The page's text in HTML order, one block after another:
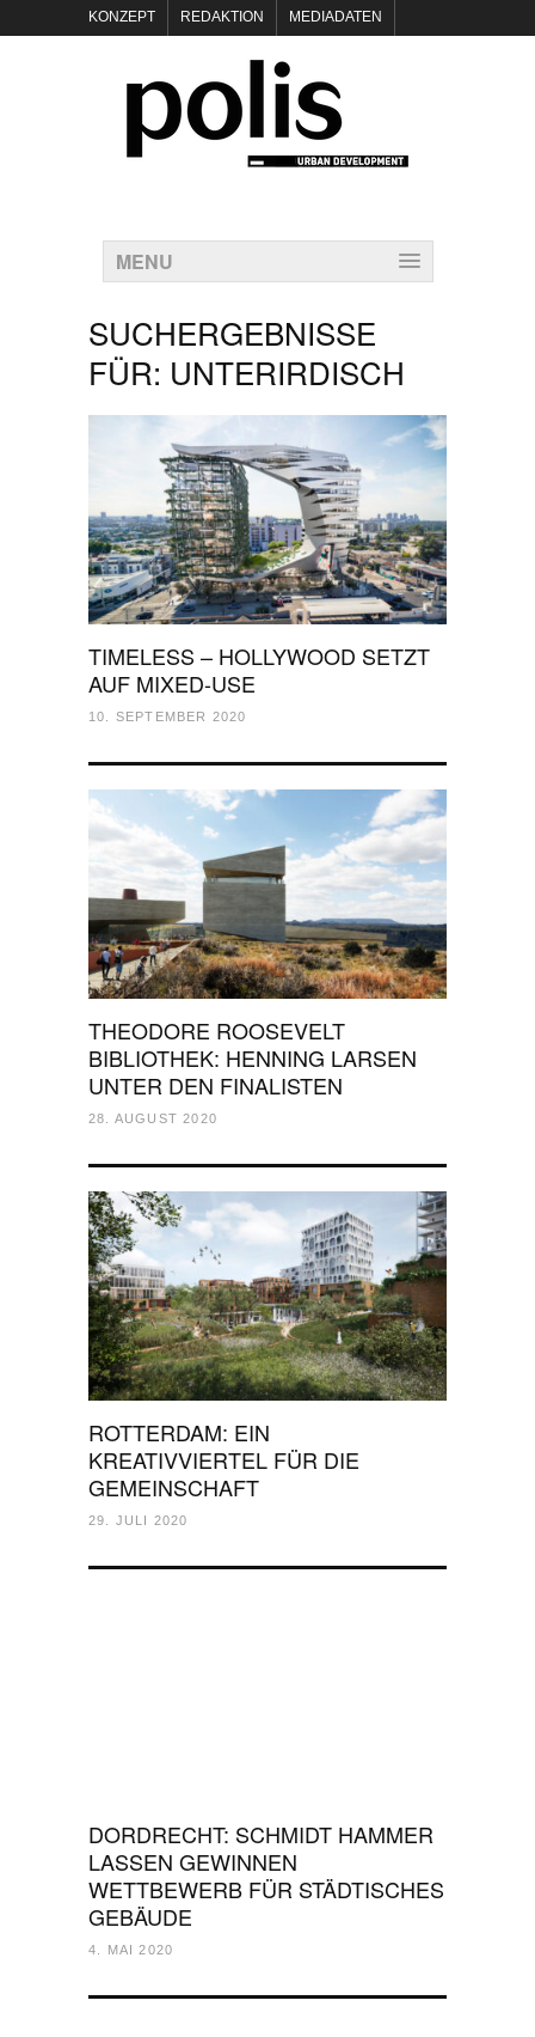
KONZEPT REDAKTION MEDIADATEN
POLIS KEYNOTES
KONTAKT DATENSCHUTZ IMPRESSUM
MENU
SUCHERGEBNISSE
FÜR: UNTERIRDISCH
TIMELESS – HOLLYWOOD SETZT
AUF MIXED-USE
10. SEPTEMBER 2020
THEODORE ROOSEVELT
BIBLIOTHEK: HENNING LARSEN
UNTER DEN FINALISTEN
28. AUGUST 2020
ROTTERDAM: EIN
KREATIVVIERTEL FÜR DIE
GEMEINSCHAFT
29. JULI 2020
DORDRECHT: SCHMIDT HAMMER
LASSEN GEWINNEN
WETTBEWERB FÜR STÄDTISCHES
GEBÄUDE
4. MAI 2020